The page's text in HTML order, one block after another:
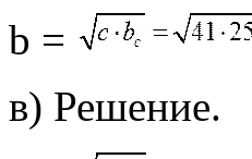
b =
в) Решение.